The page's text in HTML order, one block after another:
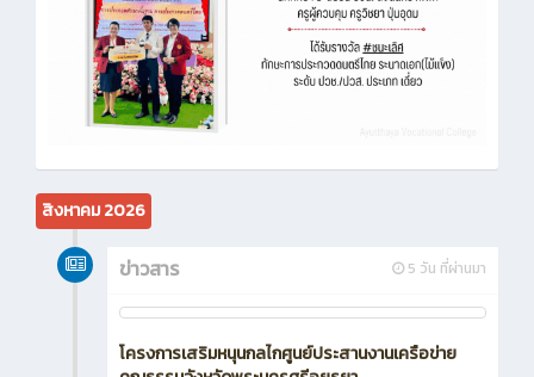
สิงหาคม 2026
5 วัน ที่ผ่านมา
ข่าวสาร
โครงการเสริมหนุนกลไกศูนย์ประสานงานเครือข่าย